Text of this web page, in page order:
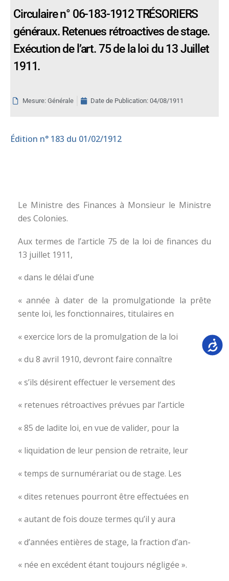
Circulaire n° 06-183-1912 TRÉSORIERS
généraux. Retenues rétroactives de stage.
Exécution de l’art. 75 de la loi du 13 Juillet
1911.
Mesure: Générale Date de Publication: 04/08/1911
Édition n° 183 du 01/02/1912
Le Ministre des Finances à Monsieur le Ministre
des Colonies.
Aux termes de l’article 75 de la loi de finances du
13 juillet 1911,
« dans le délai d’une
« année à dater de la promulgationde la prête
sente loi, les fonctionnaires, titulaires en
« exercice lors de la promulgation de la loi
« du 8 avril 1910, devront faire connaître
« s’ils désirent effectuer le versement des
« retenues rétroactives prévues par l’article
« 85 de ladite loi, en vue de valider, pour la
« liquidation de leur pension de retraite, leur
« temps de surnumérariat ou de stage. Les
« dites retenues pourront être effectuées en
« autant de fois douze termes qu’il y aura
« d’années entières de stage, la fraction d’an-
« née en excédent étant toujours négligée ».